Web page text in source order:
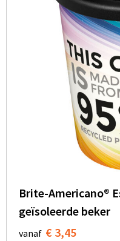
Brite-Americano®
geïsoleerde beker
vanaf € 3,45